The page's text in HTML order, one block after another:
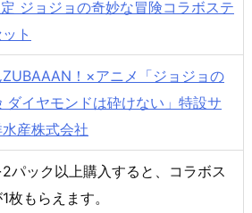
ジョジョの奇妙な冒険コラボステ
ト
！×アニメ「ジョジョの
ダイヤモンドは砕けない」特設サ
産株式会社
パック以上購入すると、コラボス
枚もらえます。